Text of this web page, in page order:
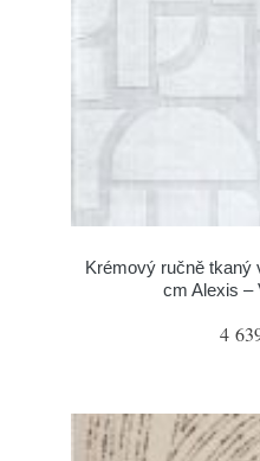
Krémový ručně tkaný
cm Alexis –
4